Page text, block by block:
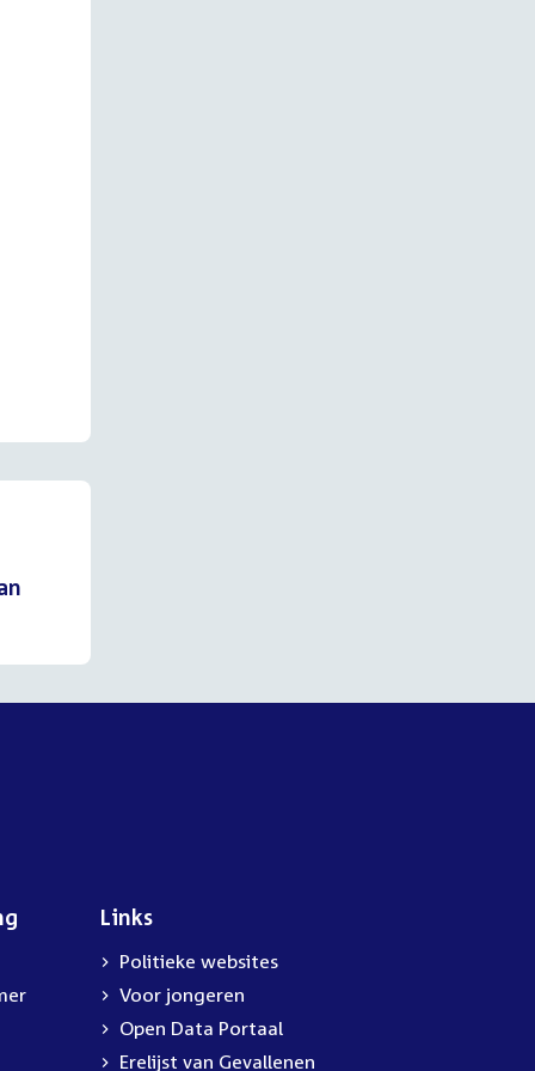
Links
Politieke websites
Voor jongeren
Open Data Portaal
Erelijst van Gevallenen